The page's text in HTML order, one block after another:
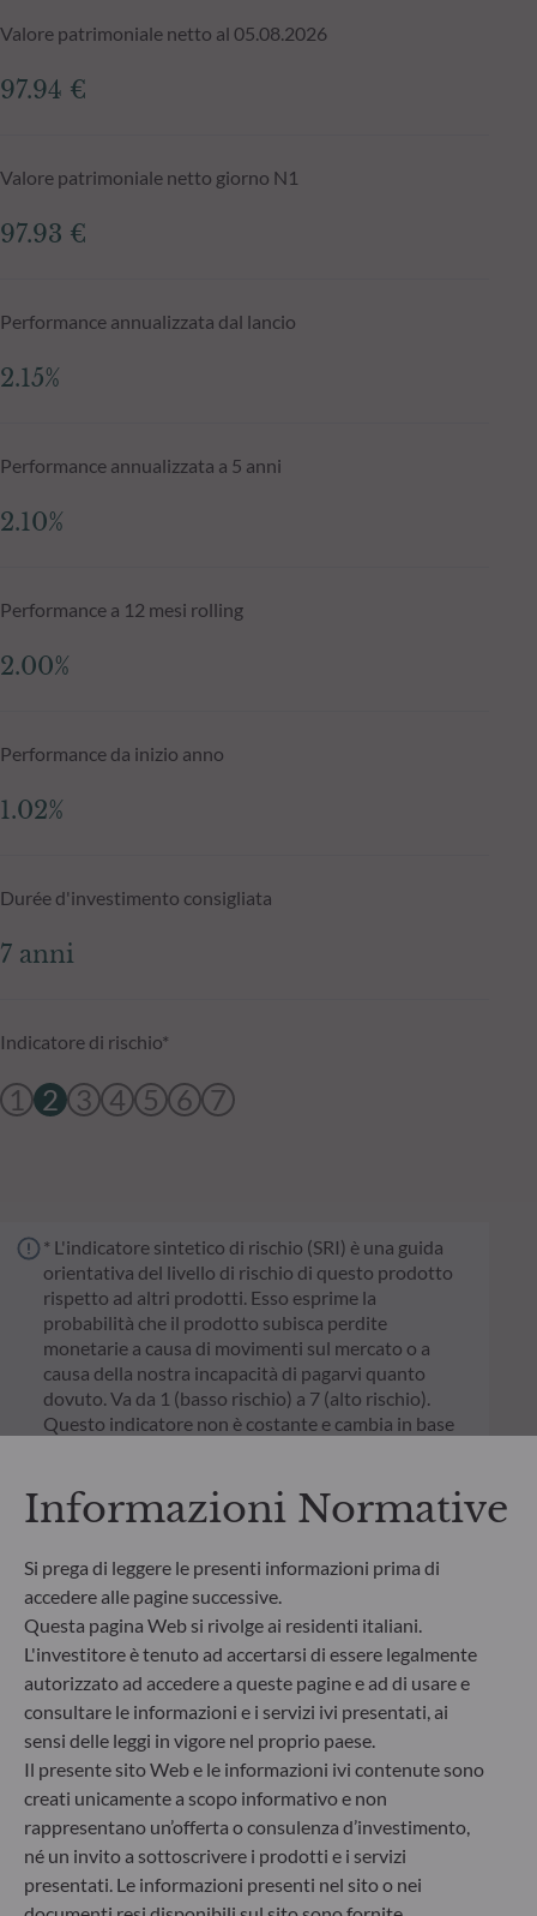
Valore patrimoniale netto al 05.08.2026
97.94 €
Valore patrimoniale netto giorno N1
97.93 €
Performance annualizzata dal lancio
2.15%
Performance annualizzata a 5 anni
2.10%
Performance a 12 mesi rolling
2.00%
Performance da inizio anno
1.02%
Durée d'investimento consigliata
7 anni
Indicatore di rischio*
1 2 3 4 5 6 7
* L'indicatore sintetico di rischio (SRI) è una guida
orientativa del livello di rischio di questo prodotto
rispetto ad altri prodotti. Esso esprime la
probabilità che il prodotto subisca perdite
monetarie a causa di movimenti sul mercato o a
causa della nostra incapacità di pagarvi quanto
dovuto. Va da 1 (basso rischio) a 7 (alto rischio).
Questo indicatore non è costante e cambia in base
quelli utilizzati per calcolare il SRI, potrebbero non
essere un'indicazione affidabile del futuro profilo di
obiettivi d'investimento in termini di rischio
saranno raggiunti.
Informazioni Normative
Si prega di leggere le presenti informazioni prima di
accedere alle pagine successive.
Questa pagina Web si rivolge ai residenti italiani.
L'investitore è tenuto ad accertarsi di essere legalmente
autorizzato ad accedere a queste pagine e ad di usare e
consultare le informazioni e i servizi ivi presentati, ai
sensi delle leggi in vigore nel proprio paese.
Il presente sito Web e le informazioni ivi contenute sono
creati unicamente a scopo informativo e non
rappresentano un’offerta o consulenza d’investimento,
né un invito a sottoscrivere i prodotti e i servizi
presentati. Le informazioni presenti nel sito o nei